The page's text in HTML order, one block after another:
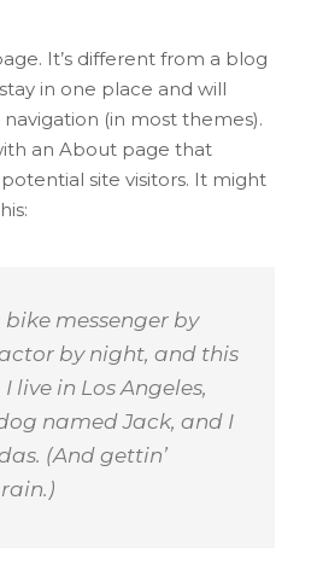
It’s different from a blog
in one place and will
(in most themes).
an About page that
site visitors. It might
bike messenger by
by night, and this
live in Los Angeles,
named Jack, and I
(And gettin’